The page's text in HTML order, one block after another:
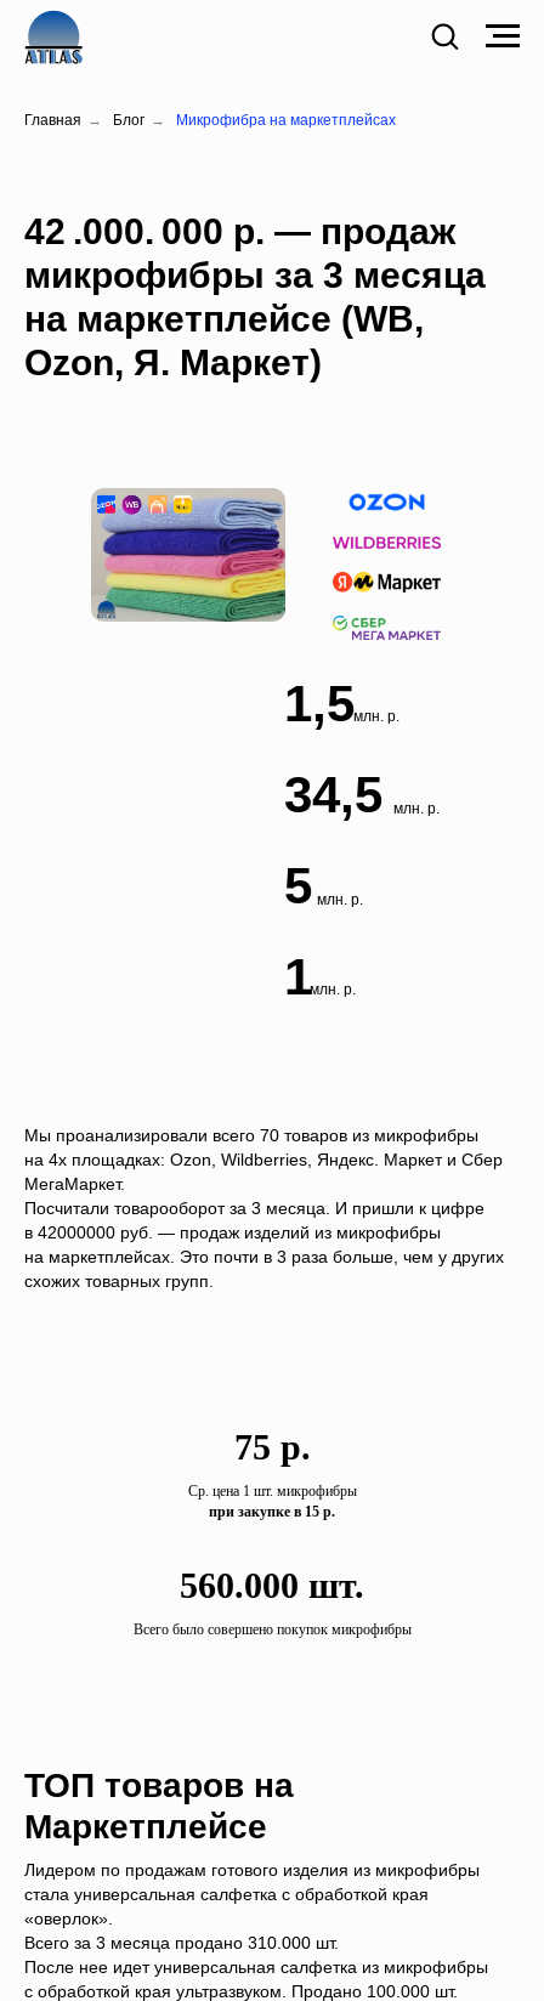
Главная → Блог → Микрофибра на маркетплейсах
42 .000. 000 р. — продаж
микрофибры за 3 месяца
на маркетплейсе (WB,
Ozon, Я. Маркет)
1,5млн. р.
34,5 млн. р.
5 млн. р.
1млн. р.
Мы проанализировали всего 70 товаров из микрофибры
на 4х площадках: Ozon, Wildberries, Яндекс. Маркет и Сбер
МегаМаркет.
Посчитали товарооборот за 3 месяца. И пришли к цифре
в 42000000 руб. — продаж изделий из микрофибры
на маркетплейсах. Это почти в 3 раза больше, чем у других
схожих товарных групп.
75 р.
Ср. цена 1 шт. микрофибры
при закупке в 15 р.
560.000 шт.
Всего было совершено покупок микрофибры
ТОП товаров на
Маркетплейсе
Лидером по продажам готового изделия из микрофибры
стала универсальная салфетка с обработкой края
«оверлок».
Всего за 3 месяца продано 310.000 шт.
После нее идет универсальная салфетка из микрофибры
с обработкой края ультразвуком. Продано 100.000 шт.